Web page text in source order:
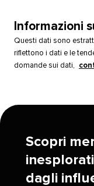
Informazioni
Questi dati sono
riflettono i dati e le
domande sui dati,
Scopri
dagli